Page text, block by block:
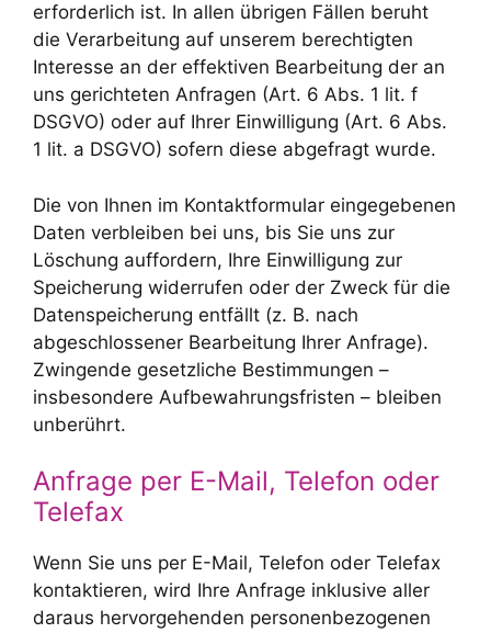
erforderlich ist. In allen übrigen Fällen beruht
die Verarbeitung auf unserem berechtigten
Interesse an der effektiven Bearbeitung der an
uns gerichteten Anfragen (Art. 6 Abs. 1 lit. f
DSGVO) oder auf Ihrer Einwilligung (Art. 6 Abs.
1 lit. a DSGVO) sofern diese abgefragt wurde.
Die von Ihnen im Kontaktformular eingegebenen
Daten verbleiben bei uns, bis Sie uns zur
Löschung auffordern, Ihre Einwilligung zur
Speicherung widerrufen oder der Zweck für die
Datenspeicherung entfällt (z. B. nach
abgeschlossener Bearbeitung Ihrer Anfrage).
Zwingende gesetzliche Bestimmungen –
insbesondere Aufbewahrungsfristen – bleiben
unberührt.
Anfrage per E-Mail, Telefon oder
Telefax
Wenn Sie uns per E-Mail, Telefon oder Telefax
kontaktieren, wird Ihre Anfrage inklusive aller
daraus hervorgehenden personenbezogenen